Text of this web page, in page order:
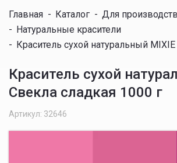
Главная - Каталог - Для производств
- Натуральные красители
- Краситель сухой натуральный
Краситель сухой
Свекла сладкая 1000 г
Артикул: 32646